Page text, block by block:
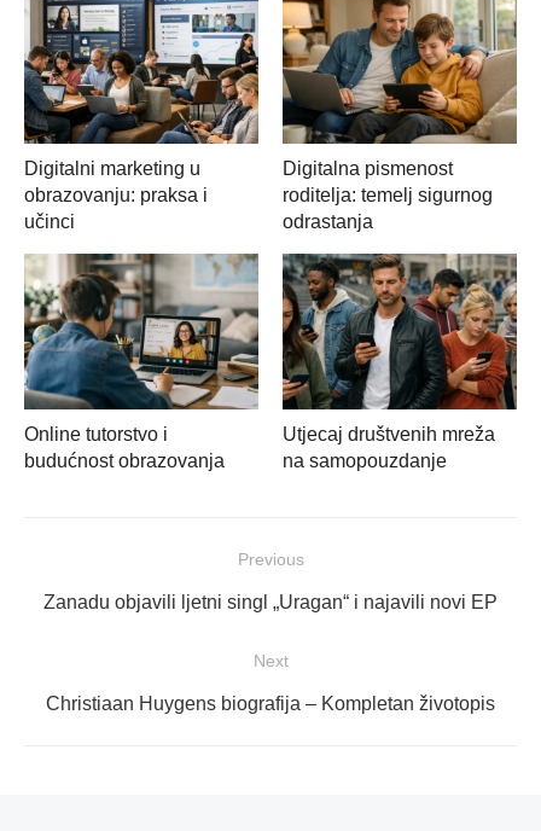
Digitalni marketing u
obrazovanju: praksa i
učinci
Digitalna pismenost
roditelja: temelj sigurnog
odrastanja
Online tutorstvo i
budućnost obrazovanja
Utjecaj društvenih mreža
na samopouzdanje
objava
Previous
Previous
Zanadu objavili ljetni singl „Uragan“ i najavili novi EP
Next
Next
Christiaan Huygens biografija – Kompletan životopis